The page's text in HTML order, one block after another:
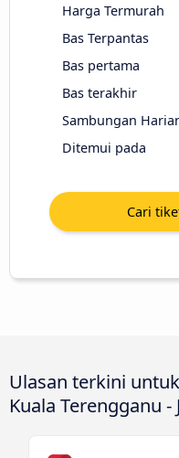
Harga Termurah
Bas Terpantas
Bas pertama
Bas terakhir
Sambungan
Ditemui pada
Ulasan terkini
Kuala Terengganu